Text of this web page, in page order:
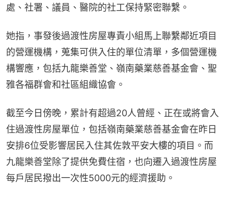
處、社署、議員、醫院的社工保持緊密聯繫。
她指，事發後過渡性房屋專責小組馬上聯繫鄰近項目
的營運機構，蒐集可供入住的單位清單，多個營運機
構響應，包括九龍樂善堂、嶺南藥業慈善基金會、聖
雅各福群會和社區組織協會。
截至今日傍晚，累計有超過20人曾經、正在或將會入
住過渡性房屋單位，包括嶺南藥業慈善基金會在昨日
安排6位受影響居民入住其佐敦平安大樓的項目。而
九龍樂善堂除了提供免費住宿，也向遷入過渡性房屋
每戶居民撥出一次性5000元的經濟援助。